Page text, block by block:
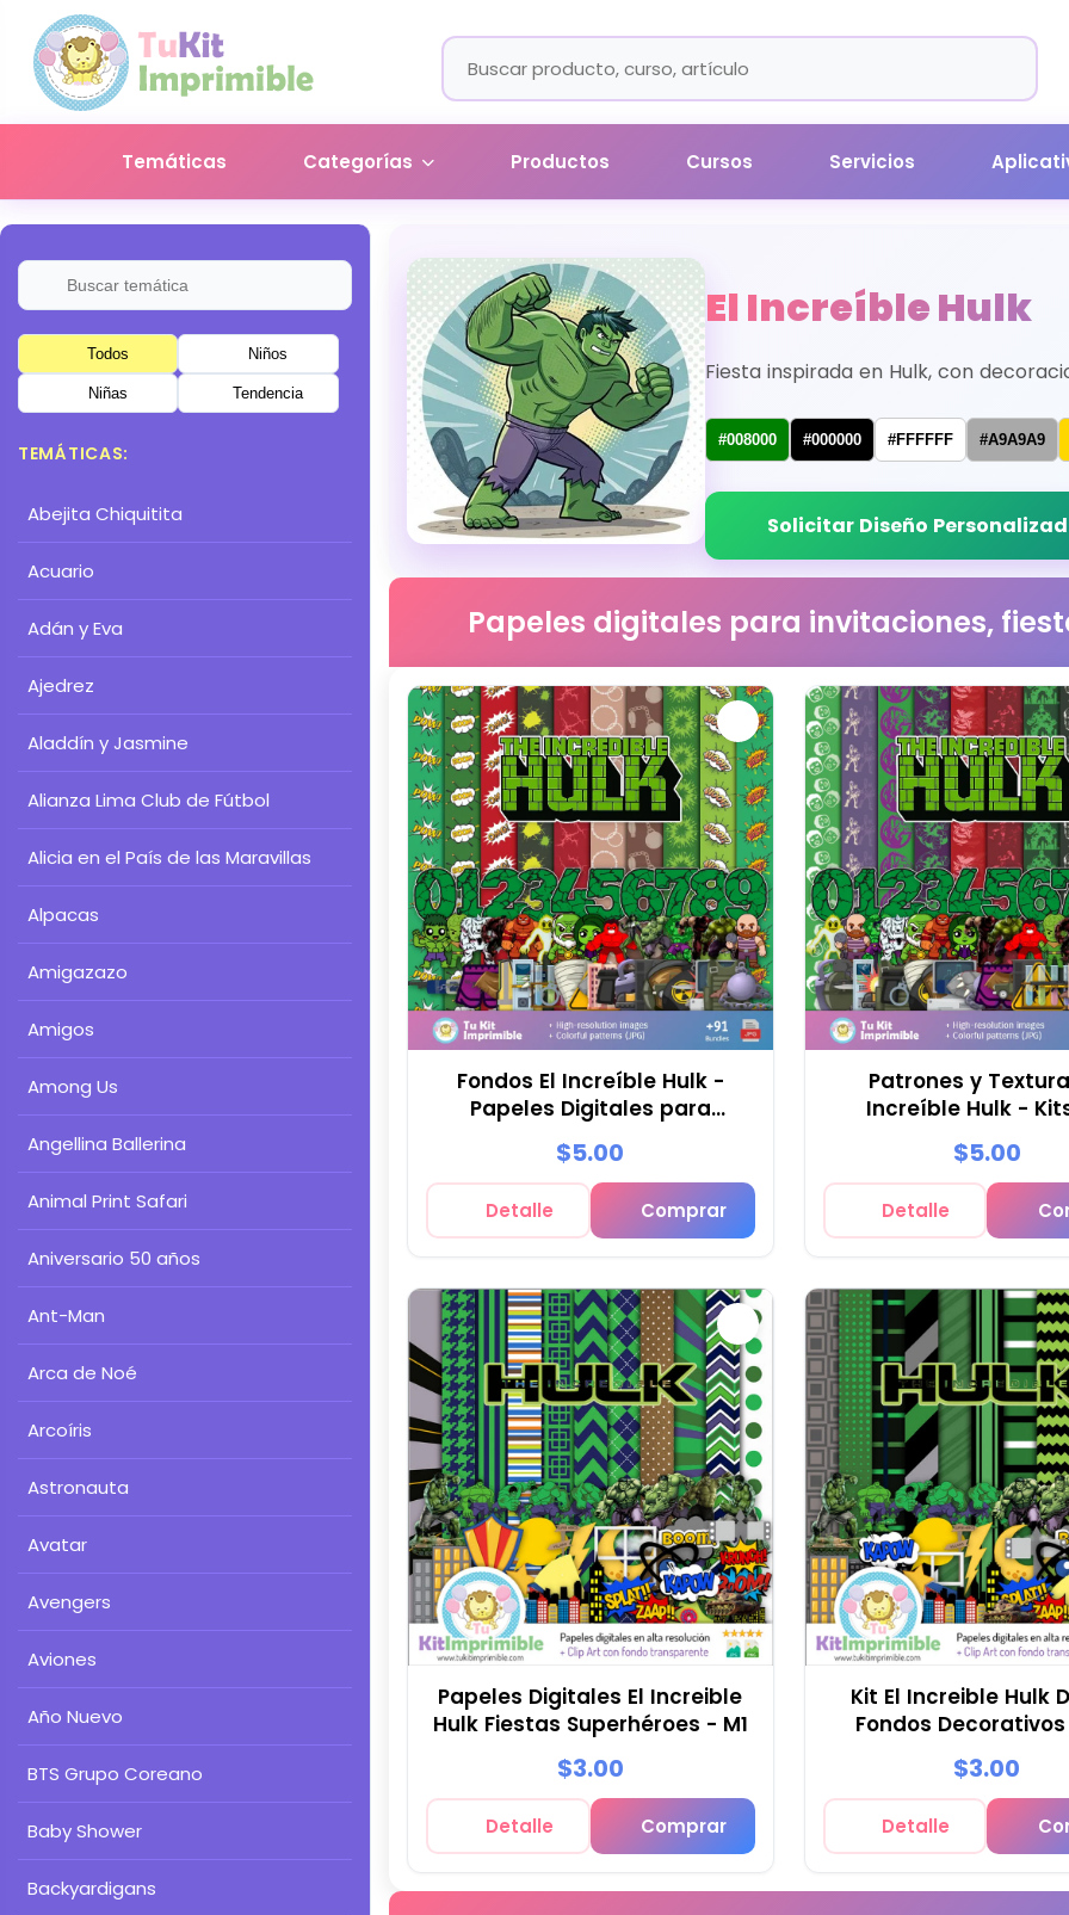
Temáticas Categorías Productos Cursos Servicios
Todos Niños
Niñas Tendencia
TEMÁTICAS:
Abejita Chiquitita
Acuario
Adán y Eva
Ajedrez
Aladdín y Jasmine
Alianza Lima Club de Fútbol
Alicia en el País de las Maravillas
Alpacas
Amigazazo
Amigos
Among Us
Angellina Ballerina
Animal Print Safari
Aniversario 50 años
Ant-Man
Arca de Noé
Arcoíris
Astronauta
Avatar
Avengers
Aviones
Año Nuevo
BTS Grupo Coreano
Baby Shower
Backyardigans
El Increíble Hulk
Fiesta inspirada en Hulk, con
#008000 #000000 #FFFFFF #A9A9A9
Solicitar Diseño
Papeles digitales para invitaciones,
Fondos El Increíble Hulk -
Papeles Digitales para
Decoración
$5.00
Detalle Comprar
Patrones y
Increíble Hulk -
Scrapbook y
$5.00
Detalle
Papeles Digitales El Increible
Hulk Fiestas Superhéroes - M1
$3.00
Detalle Comprar
Kit El Increible Hulk
Fondos
$3.00
Detalle